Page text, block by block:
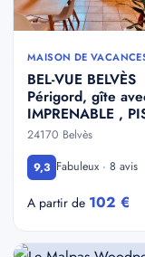
MAISON DE
BEL-VUE BELVÈS
Périgord, gîte
IMPRENABLE ,
24170 Belvès
9,3 Fabuleux · 8 avis
A partir de 102 €